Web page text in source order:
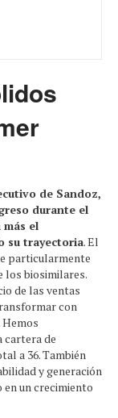
de Sandoz,
durante el
el
su trayectoria. El
particularmente
los biosimilares.
de las ventas
con
cartera de
a 36. También
y generación
un crecimiento